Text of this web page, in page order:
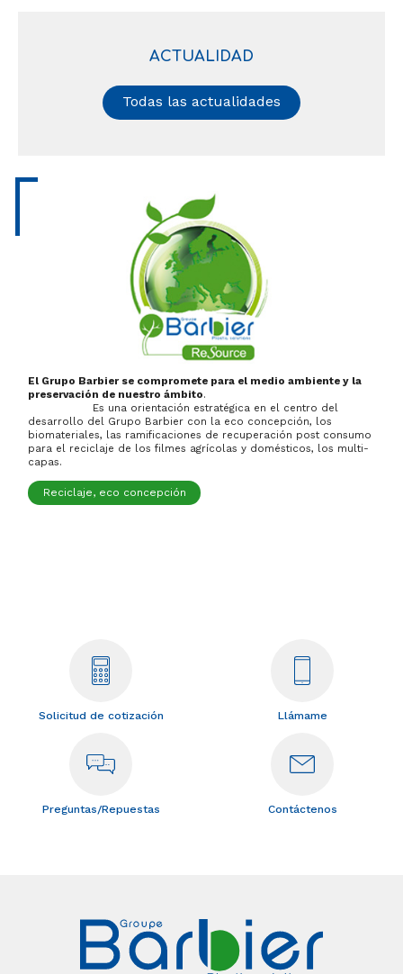
ACTUALIDAD
Todas las actualidades
El Grupo Barbier se compromete para el medio ambiente y la
preservación de nuestro ámbito.
Es una orientación estratégica en el centro del
desarrollo del Grupo Barbier con la eco concepción, los
biomateriales, las ramificaciones de recuperación post consumo
para el reciclaje de los filmes agrícolas y domésticos, los multi-
capas.
Reciclaje, eco concepción
Solicitud de cotización Llámame
Preguntas/Repuestas Contáctenos